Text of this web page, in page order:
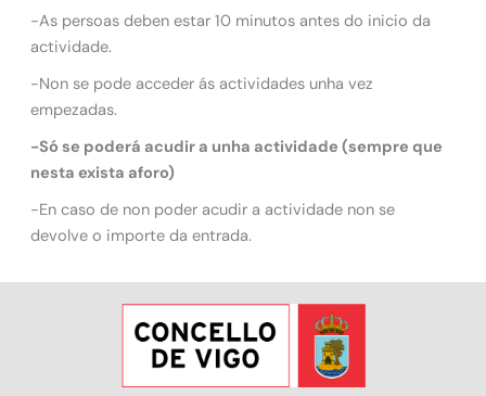
-As persoas deben estar 10 minutos antes do inicio da
actividade.
-Non se pode acceder ás actividades unha vez
empezadas.
-Só se poderá acudir a unha actividade (sempre que
nesta exista aforo)
-En caso de non poder acudir a actividade non se
devolve o importe da entrada.